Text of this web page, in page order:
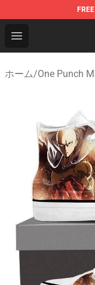
FREE
Open menu
Oppai Store -
ホーム/One Punch